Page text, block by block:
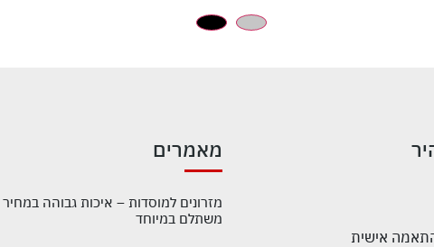
אישית
מאמרים
מזרונים למוסדות – איכות גבוהה במחיר
משתלם במיוחד